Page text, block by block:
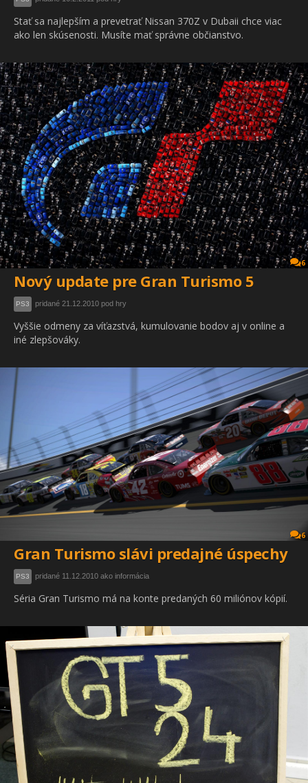
Stať sa najlepším a prevetrať Nissan 370Z v Dubaii chce viac
ako len skúsenosti. Musíte mať správne občianstvo.
6
Nový update pre Gran Turismo 5
PS3 pridané 21.12.2010 pod hry
Vyššie odmeny za víťazstvá, kumulovanie bodov aj v online a
iné zlepšováky.
6
Gran Turismo slávi predajné úspechy
PS3 pridané 11.12.2010 ako informácia
Séria Gran Turismo má na konte predaných 60 miliónov kópií.